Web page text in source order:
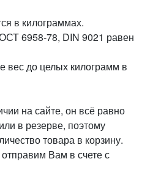
в килограммах.
6958-78, DIN 9021 равен
вес до целых килограмм в
на сайте, он всё равно
в резерве, поэтому
товара в корзину.
Вам в счете с